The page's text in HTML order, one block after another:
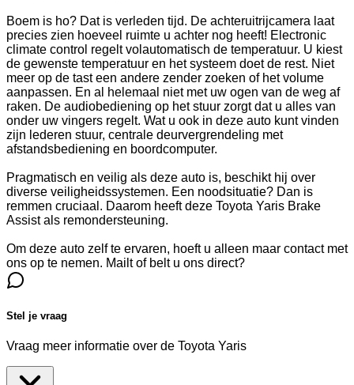
Boem is ho? Dat is verleden tijd. De achteruitrijcamera laat
precies zien hoeveel ruimte u achter nog heeft! Electronic
climate control regelt volautomatisch de temperatuur. U kiest
de gewenste temperatuur en het systeem doet de rest. Niet
meer op de tast een andere zender zoeken of het volume
aanpassen. En al helemaal niet met uw ogen van de weg af
raken. De audiobediening op het stuur zorgt dat u alles van
onder uw vingers regelt. Wat u ook in deze auto kunt vinden
zijn lederen stuur, centrale deurvergrendeling met
afstandsbediening en boordcomputer.
Pragmatisch en veilig als deze auto is, beschikt hij over
diverse veiligheidssystemen. Een noodsituatie? Dan is
remmen cruciaal. Daarom heeft deze Toyota Yaris Brake
Assist als remondersteuning.
Om deze auto zelf te ervaren, hoeft u alleen maar contact met
ons op te nemen. Mailt of belt u ons direct?
Stel je vraag
Vraag meer informatie over de Toyota Yaris